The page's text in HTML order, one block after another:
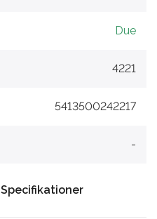
Due
4221
5413500242217
-
Specifikationer